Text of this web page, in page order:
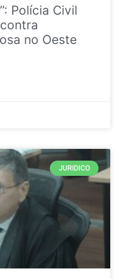
Polícia Civil
no Oeste
JURIDICO